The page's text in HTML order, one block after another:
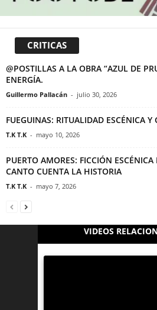
CRITICAS
@POSTILLAS A LA OBRA “AZUL DE
ENERGÍA.
Guillermo Pallacán - julio 30, 2026
FUEGUINAS: RITUALIDAD ESCÉNICA Y
T.K T.K - mayo 10, 2026
PUERTO AMORES: FICCIÓN
CANTO CUENTA LA HISTORIA
T.K T.K - mayo 7, 2026
VIDEOS